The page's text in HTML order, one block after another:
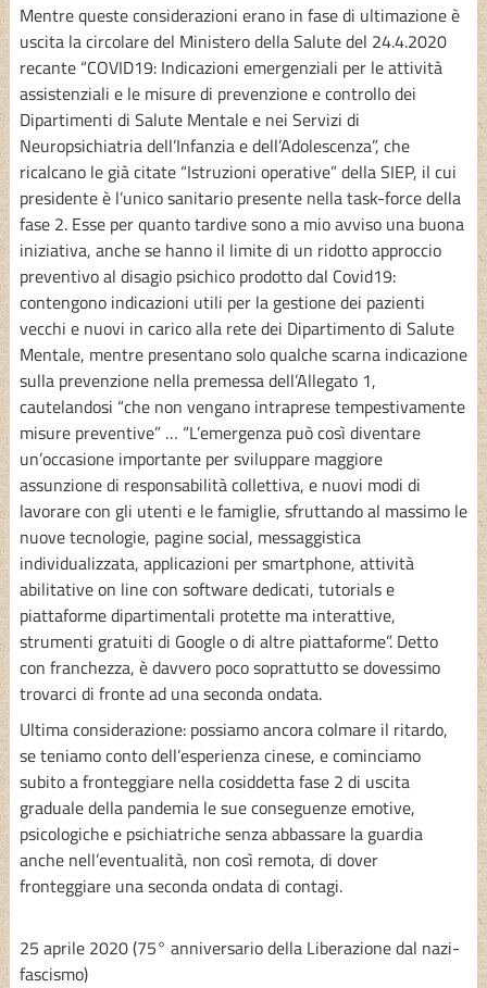
Mentre queste considerazioni erano in fase di ultimazione è
uscita la circolare del Ministero della Salute del 24.4.2020
recante “COVID19: Indicazioni emergenziali per le attività
assistenziali e le misure di prevenzione e controllo dei
Dipartimenti di Salute Mentale e nei Servizi di
Neuropsichiatria dell’Infanzia e dell’Adolescenza”, che
ricalcano le già citate “Istruzioni operative” della SIEP, il cui
presidente è l’unico sanitario presente nella task-force della
fase 2. Esse per quanto tardive sono a mio avviso una buona
iniziativa, anche se hanno il limite di un ridotto approccio
preventivo al disagio psichico prodotto dal Covid19:
contengono indicazioni utili per la gestione dei pazienti
vecchi e nuovi in carico alla rete dei Dipartimento di Salute
Mentale, mentre presentano solo qualche scarna indicazione
sulla prevenzione nella premessa dell’Allegato 1,
cautelandosi “che non vengano intraprese tempestivamente
misure preventive” … “L’emergenza può così diventare
un’occasione importante per sviluppare maggiore
assunzione di responsabilità collettiva, e nuovi modi di
lavorare con gli utenti e le famiglie, sfruttando al massimo le
nuove tecnologie, pagine social, messaggistica
individualizzata, applicazioni per smartphone, attività
abilitative on line con software dedicati, tutorials e
piattaforme dipartimentali protette ma interattive,
strumenti gratuiti di Google o di altre piattaforme”. Detto
con franchezza, è davvero poco soprattutto se dovessimo
trovarci di fronte ad una seconda ondata.
Ultima considerazione: possiamo ancora colmare il ritardo,
se teniamo conto dell’esperienza cinese, e cominciamo
subito a fronteggiare nella cosiddetta fase 2 di uscita
graduale della pandemia le sue conseguenze emotive,
psicologiche e psichiatriche senza abbassare la guardia
anche nell’eventualità, non così remota, di dover
fronteggiare una seconda ondata di contagi.
25 aprile 2020 (75° anniversario della Liberazione dal nazi-
fascismo)